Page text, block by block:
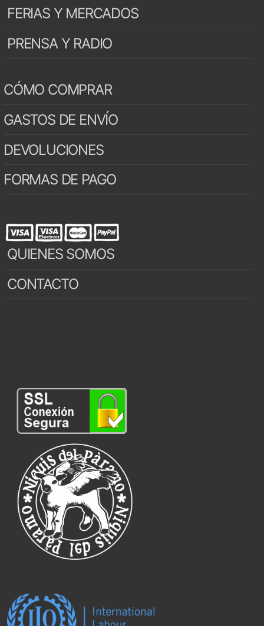
FERIAS Y MERCADOS
PRENSA Y RADIO
CÓMO COMPRAR
GASTOS DE ENVÍO
DEVOLUCIONES
FORMAS DE PAGO
QUIENES SOMOS
CONTACTO